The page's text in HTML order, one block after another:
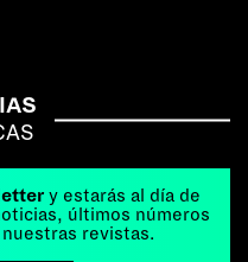
y estarás al día de
últimos números
revistas.